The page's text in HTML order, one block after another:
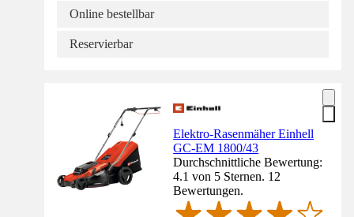
Online bestellbar
Reservierbar
Elektro-Rasenmäher Einhell
GC-EM 1800/43
Durchschnittliche Bewertung:
4.1 von 5 Sternen. 12
Bewertungen.